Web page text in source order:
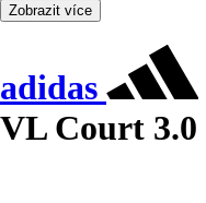
Zobrazit více
adidas
VL Court 3.0